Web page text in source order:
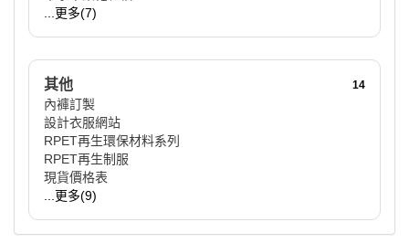
...更多(7)
其他 14
內褲訂製
設計衣服網站
RPET再生環保材料系列
RPET再生制服
現貨價格表
...更多(9)